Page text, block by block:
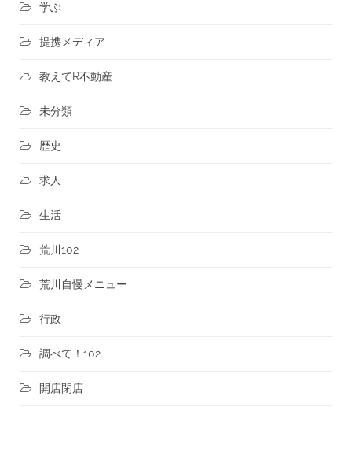
学ぶ
提携メディア
教えてR不動産
未分類
歴史
求人
生活
荒川102
荒川自慢メニュー
行政
調べて！102
開店閉店